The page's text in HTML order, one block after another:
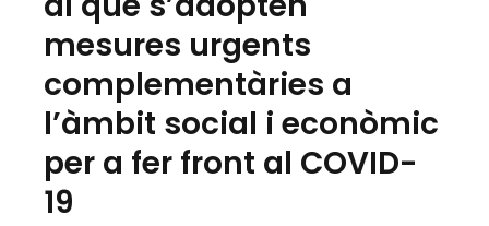
mesures urgents
complementàries a
l’àmbit social i econòmic
per a fer front al COVID-
19